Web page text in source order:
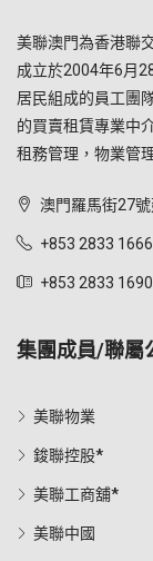
美聯澳門為香港聯
成立於2004年6月
居民組成的員工團
的買賣租賃專業中
租務管理，物業管
澳門羅馬街27
+853 2833 1666
+853 2833 1690
集團成員/聯屬
美聯物業
鋑聯控股*
美聯工商舖*
美聯中國